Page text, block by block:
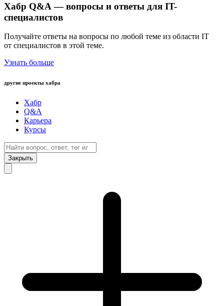
Хабр Q&A — вопросы и ответы для IT-
специалистов
Получайте ответы на вопросы по любой теме из области IT
от специалистов в этой теме.
Узнать больше
другие проекты хабра
Хабр
Q&A
Карьера
Курсы
Закрыть